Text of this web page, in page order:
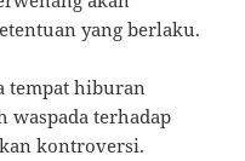
yang berlaku.
tempat hiburan
terhadap
kontroversi.